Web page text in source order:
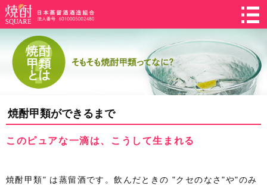
焼酎甲類ができるまで
このピュアな一滴は、こうして生まれる
焼酎甲類" は蒸留酒です。飲んだときの "クセのなさ"や"のみ